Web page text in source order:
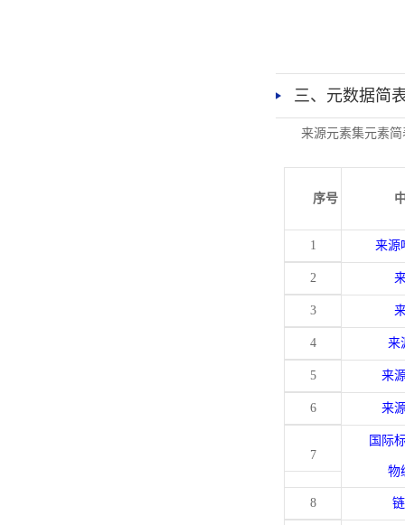
三、元数据简
来源元素集元素简
序号
1 来源
2
3
4 来
5 来
6 来
7
国际
物
8